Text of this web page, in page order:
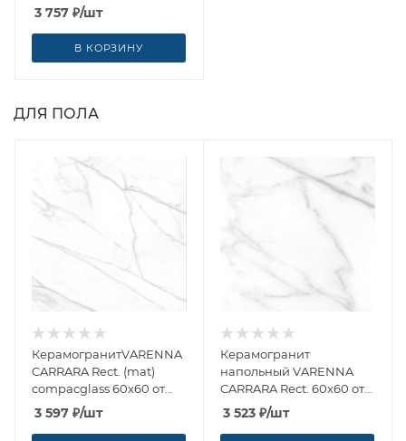
(Испания)
3 757 ₽/шт
В КОРЗИНУ
ДЛЯ ПОЛА
КерамогранитVARENNA
CARRARA Rect. (mat)
compacglass 60x60 от
TAU Ceramica (Испания)
3 597 ₽/шт
Керамогранит
напольный VARENNA
CARRARA Rect. 60x60 от
TAU Ceramica (Испания)
3 523 ₽/шт